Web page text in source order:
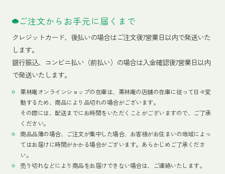
ご注文からお手元に届くまで
クレジットカード、 後払いの場合はご注文後7営業日以内で発送いた
します。
銀行振込、コンビニ払い（前払い）の場合は入金確認後7営業日以内
で発送いたします。
栗林庵オンラインショップの在庫は、栗林庵の店舗の在庫に従って日々変
動するため、商品により品切れの場合がございます。
その際には、配送までにお時間をいただくことがございますので、ご了承
ください。
商品品薄の場合、ご注文が集中した場合、お客様がお住まいの地域によっ
てはお届けに時間がかかる場合がございます。あらかじめご了承くださ
い。
売り切れなどにより商品をお届けできない場合は、ご連絡いたします。